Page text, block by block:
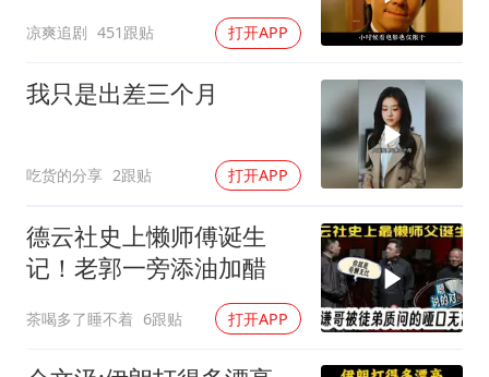
凉爽追剧 451跟贴 打开APP
我只是出差三个月
吃货的分享 2跟贴 打开APP
德云社史上懒师傅诞生
记！老郭一旁添油加醋
茶喝多了睡不着 6跟贴 打开APP